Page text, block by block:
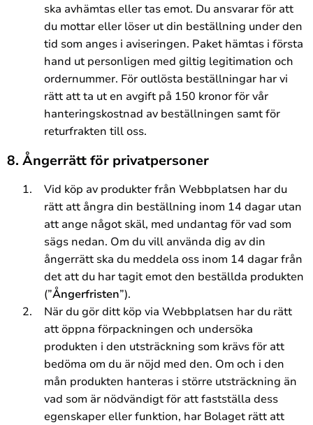
ska avhämtas eller tas emot. Du ansvarar för att
du mottar eller löser ut din beställning under den
tid som anges i aviseringen. Paket hämtas i första
hand ut personligen med giltig legitimation och
ordernummer. För outlösta beställningar har vi
rätt att ta ut en avgift på 150 kronor för vår
hanteringskostnad av beställningen samt för
returfrakten till oss.
8. Ångerrätt för privatpersoner
Vid köp av produkter från Webbplatsen har du
rätt att ångra din beställning inom 14 dagar utan
att ange något skäl, med undantag för vad som
sägs nedan. Om du vill använda dig av din
ångerrätt ska du meddela oss inom 14 dagar från
det att du har tagit emot den beställda produkten
(”Ångerfristen”).
När du gör ditt köp via Webbplatsen har du rätt
att öppna förpackningen och undersöka
produkten i den utsträckning som krävs för att
bedöma om du är nöjd med den. Om och i den
mån produkten hanteras i större utsträckning än
vad som är nödvändigt för att fastställa dess
egenskaper eller funktion, har Bolaget rätt att